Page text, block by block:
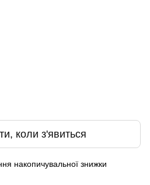
коли з'явиться
накопичувальної знижки